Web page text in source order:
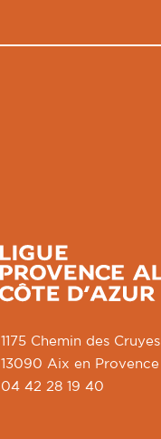
1175 Chemin des Cruyes
13090 Aix en Provence
04 42 28 19 40